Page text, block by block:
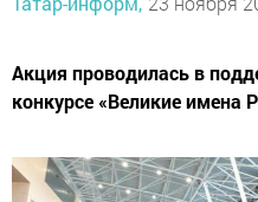
Акция проводилась в
конкурсе «Великие имена